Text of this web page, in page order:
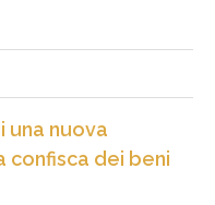
una nuova
confisca dei beni